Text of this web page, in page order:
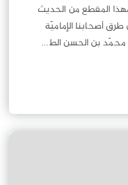
المقطع من الحديث
أصحابنا الإماميّة
محمّد بن الحسن الط...